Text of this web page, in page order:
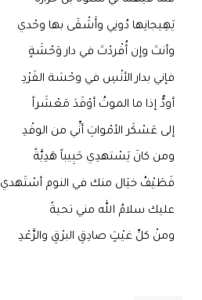
يَهِيجانِها دُونِي وأَشْقَى بها وحْدي
وأنتَ وإن أُفْردْتَ في دار وَحْشَةٍ
فإني بدار الأنْسِ في وحْشة الفَرْدِ
أودُّ إذا ما الموتُ أوْفَدَ مَعْشَراً
إلى عَسْكَر الأمْواتِ أنِّي من الوفْدِ
ومن كانَ يَسْتهدِي حَبِيباً هَدِيَّةً
فَطَيْفُ خيَال منك في النوم أسْتَهدي
عليك سلامُ الله مني تحيةً
ومنْ كلِّ غيْثٍ صادِقِ البرْقِ والرَّعْدِ